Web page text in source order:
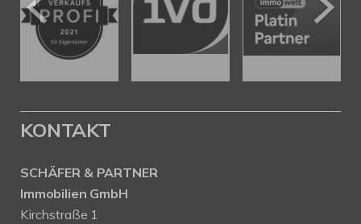
KONTAKT
SCHÄFER & PARTNER
Immobilien GmbH
Kirchstraße 1